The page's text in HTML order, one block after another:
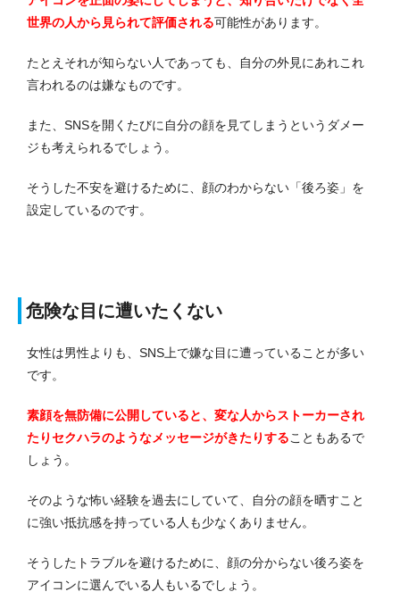
世界の人から見られて評価される可能性があります。
たとえそれが知らない人であっても、自分の外見にあれこれ
言われるのは嫌なものです。
また、SNSを開くたびに自分の顔を見てしまうというダメー
ジも考えられるでしょう。
そうした不安を避けるために、顔のわからない「後ろ姿」を
設定しているのです。
危険な目に遭いたくない
女性は男性よりも、SNS上で嫌な目に遭っていることが多い
です。
素顔を無防備に公開していると、変な人からストーカーされ
たりセクハラのようなメッセージがきたりすることもあるで
しょう。
そのような怖い経験を過去にしていて、自分の顔を晒すこと
に強い抵抗感を持っている人も少なくありません。
そうしたトラブルを避けるために、顔の分からない後ろ姿を
アイコンに選んでいる人もいるでしょう。